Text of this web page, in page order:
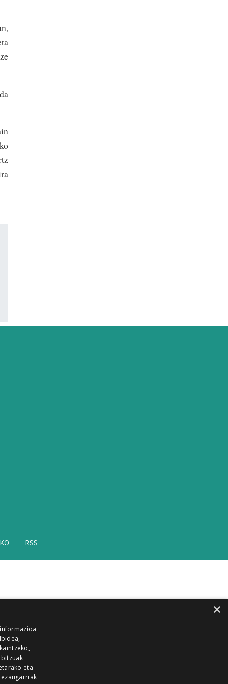
RSS
×
eta